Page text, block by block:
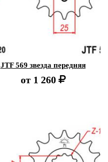
JTF 569 звезда передняя
от 1 260